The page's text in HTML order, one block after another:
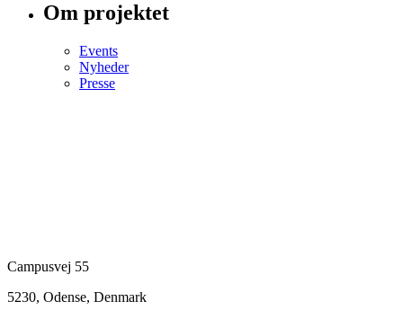
Om projektet
Events
Nyheder
Presse
Campusvej 55
5230, Odense, Denmark